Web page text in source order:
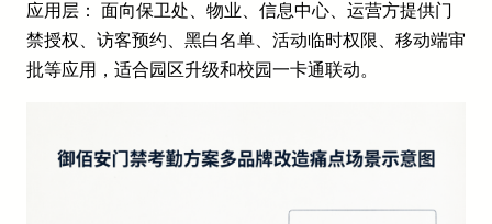
应用层： 面向保卫处、物业、信息中心、运营方提供门
禁授权、访客预约、黑白名单、活动临时权限、移动端审
批等应用，适合园区升级和校园一卡通联动。